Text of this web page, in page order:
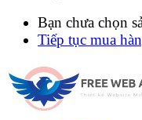
Bạn chưa chọn
Tiếp tục mua